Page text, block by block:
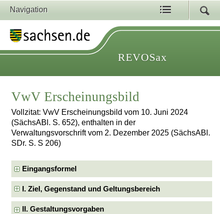
Navigation
REVOSax
VwV Erscheinungsbild
Vollzitat: VwV Erscheinungsbild vom 10. Juni 2024
(SächsABl. S. 652), enthalten in der
Verwaltungsvorschrift vom 2. Dezember 2025 (SächsABl.
SDr. S. S 206)
Eingangsformel
I. Ziel, Gegenstand und Geltungsbereich
II. Gestaltungsvorgaben